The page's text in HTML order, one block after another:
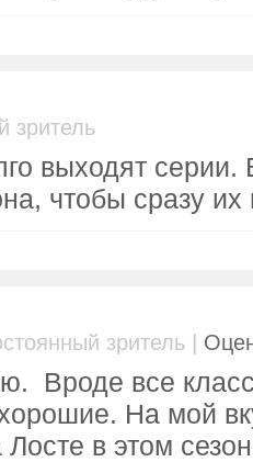
зритель
выходят
чтобы сразу их
зритель |
Вроде все
На мой
в этом